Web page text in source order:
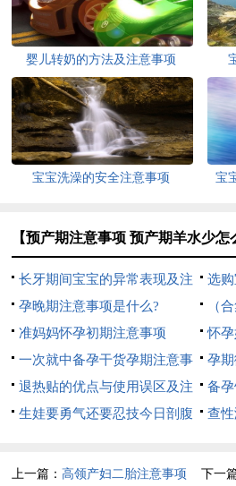
婴儿转奶的方法及注意事项
宝宝洗澡的安全注意事项 宝
【预产期注意事项 预产期羊水少怎
长牙期间宝宝的异常表现及注
意事项
选
孕晚期注意事项是什么?
（
准妈妈怀孕初期注意事项
怀
事项
一次就中备孕干货孕期注意事
项
孕
退热贴的优点与使用误区及注
意事项
备
生娃要勇气还要忍技今日剖腹
查
上一篇：高领产妇二胎注意事项 下一